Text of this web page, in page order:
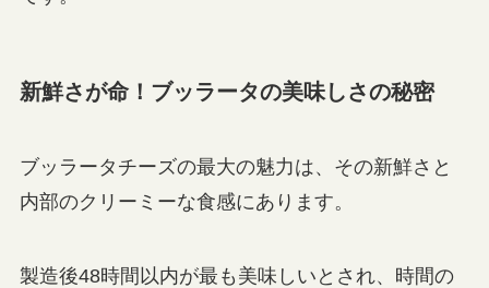
新鮮さが命！ブッラータの美味しさの秘密
ブッラータチーズの最大の魅力は、その新鮮さと
内部のクリーミーな食感にあります。
製造後48時間以内が最も美味しいとされ、時間の